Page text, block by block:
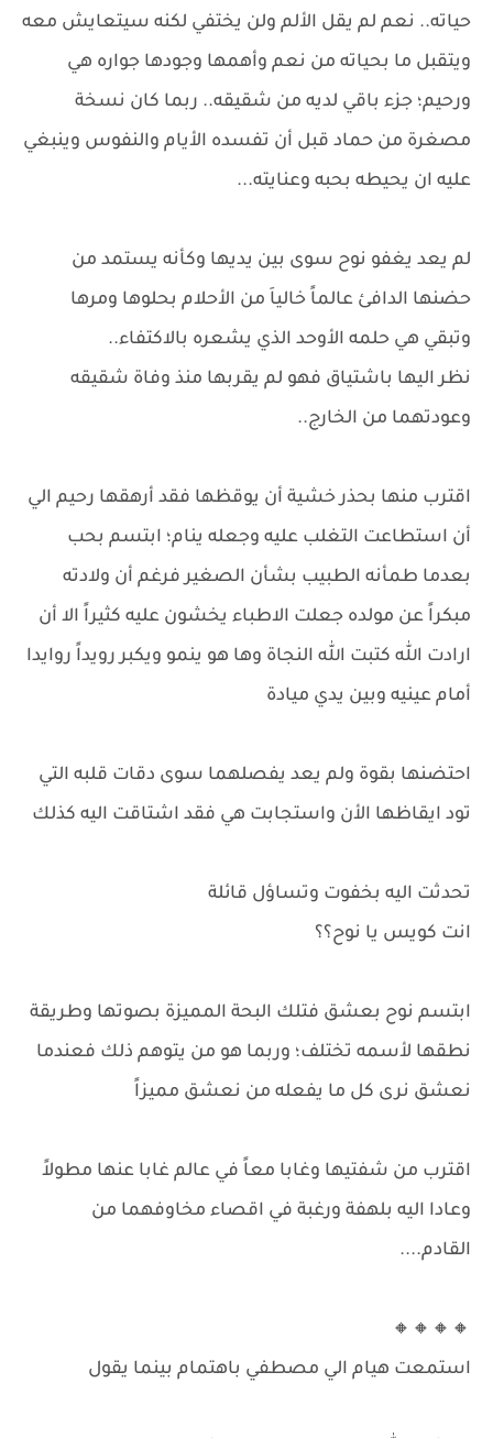
حياته.. نعم لم يقل الألم ولن يختفي لكنه سيتعايش معه
ويتقبل ما بحياته من نعم وأهمها وجودها جواره هي
ورحيم؛ جزء باقي لديه من شقيقه.. ربما كان نسخة
مصغرة من حماد قبل أن تفسده الأيام والنفوس وينبغي
عليه ان يحيطه بحبه وعنايته...
لم يعد يغفو نوح سوى بين يديها وكأنه يستمد من
حضنها الدافئ عالماً خالياَ من الأحلام بحلوها ومرها
وتبقي هي حلمه الأوحد الذي يشعره بالاكتفاء..
نظر اليها باشتياق فهو لم يقربها منذ وفاة شقيقه
وعودتهما من الخارج..
اقترب منها بحذر خشية أن يوقظها فقد أرهقها رحيم الي
أن استطاعت التغلب عليه وجعله ينام؛ ابتسم بحب
بعدما طمأنه الطبيب بشأن الصغير فرغم أن ولادته
مبكراً عن مولده جعلت الاطباء يخشون عليه كثيراً الا أن
ارادت الله كتبت الله النجاة وها هو ينمو ويكبر رويداً روايدا
أمام عينيه وبين يدي ميادة
احتضنها بقوة ولم يعد يفصلهما سوى دقات قلبه التي
تود ايقاظها الأن واستجابت هي فقد اشتاقت اليه كذلك
تحدثت اليه بخفوت وتساؤل قائلة
انت كويس يا نوح؟؟
ابتسم نوح بعشق فتلك البحة المميزة بصوتها وطريقة
نطقها لأسمه تختلف؛ وربما هو من يتوهم ذلك فعندما
نعشق نرى كل ما يفعله من نعشق مميزاً
اقترب من شفتيها وغابا معاً في عالم غابا عنها مطولاً
وعادا اليه بلهفة ورغبة في اقصاء مخاوفهما من
القادم....
🔸🔸🔸🔸
استمعت هيام الي مصطفي باهتمام بينما يقول